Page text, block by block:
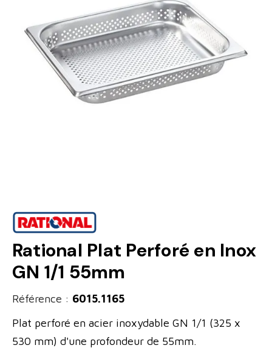
Rational Plat Perforé en Inox
GN 1/1 55mm
Référence : 6015.1165
Plat perforé en acier inoxydable GN 1/1 (325 x
530 mm) d'une profondeur de 55mm.